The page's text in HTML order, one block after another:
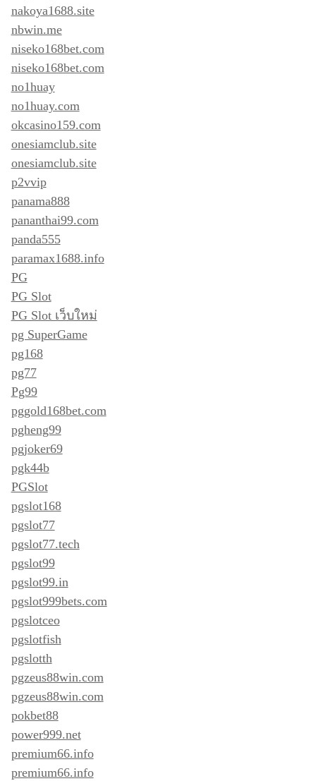
nakoya1688.site
nbwin.me
niseko168bet.com
niseko168bet.com
no1huay
no1huay.com
okcasino159.com
onesiamclub.site
onesiamclub.site
p2vvip
panama888
pananthai99.com
panda555
paramax1688.info
PG
PG Slot
PG Slot เว็บใหม่
pg SuperGame
pg168
pg77
Pg99
pggold168bet.com
pgheng99
pgjoker69
pgk44b
PGSlot
pgslot168
pgslot77
pgslot77.tech
pgslot99
pgslot99.in
pgslot999bets.com
pgslotceo
pgslotfish
pgslotth
pgzeus88win.com
pgzeus88win.com
pokbet88
power999.net
premium66.info
premium66.info